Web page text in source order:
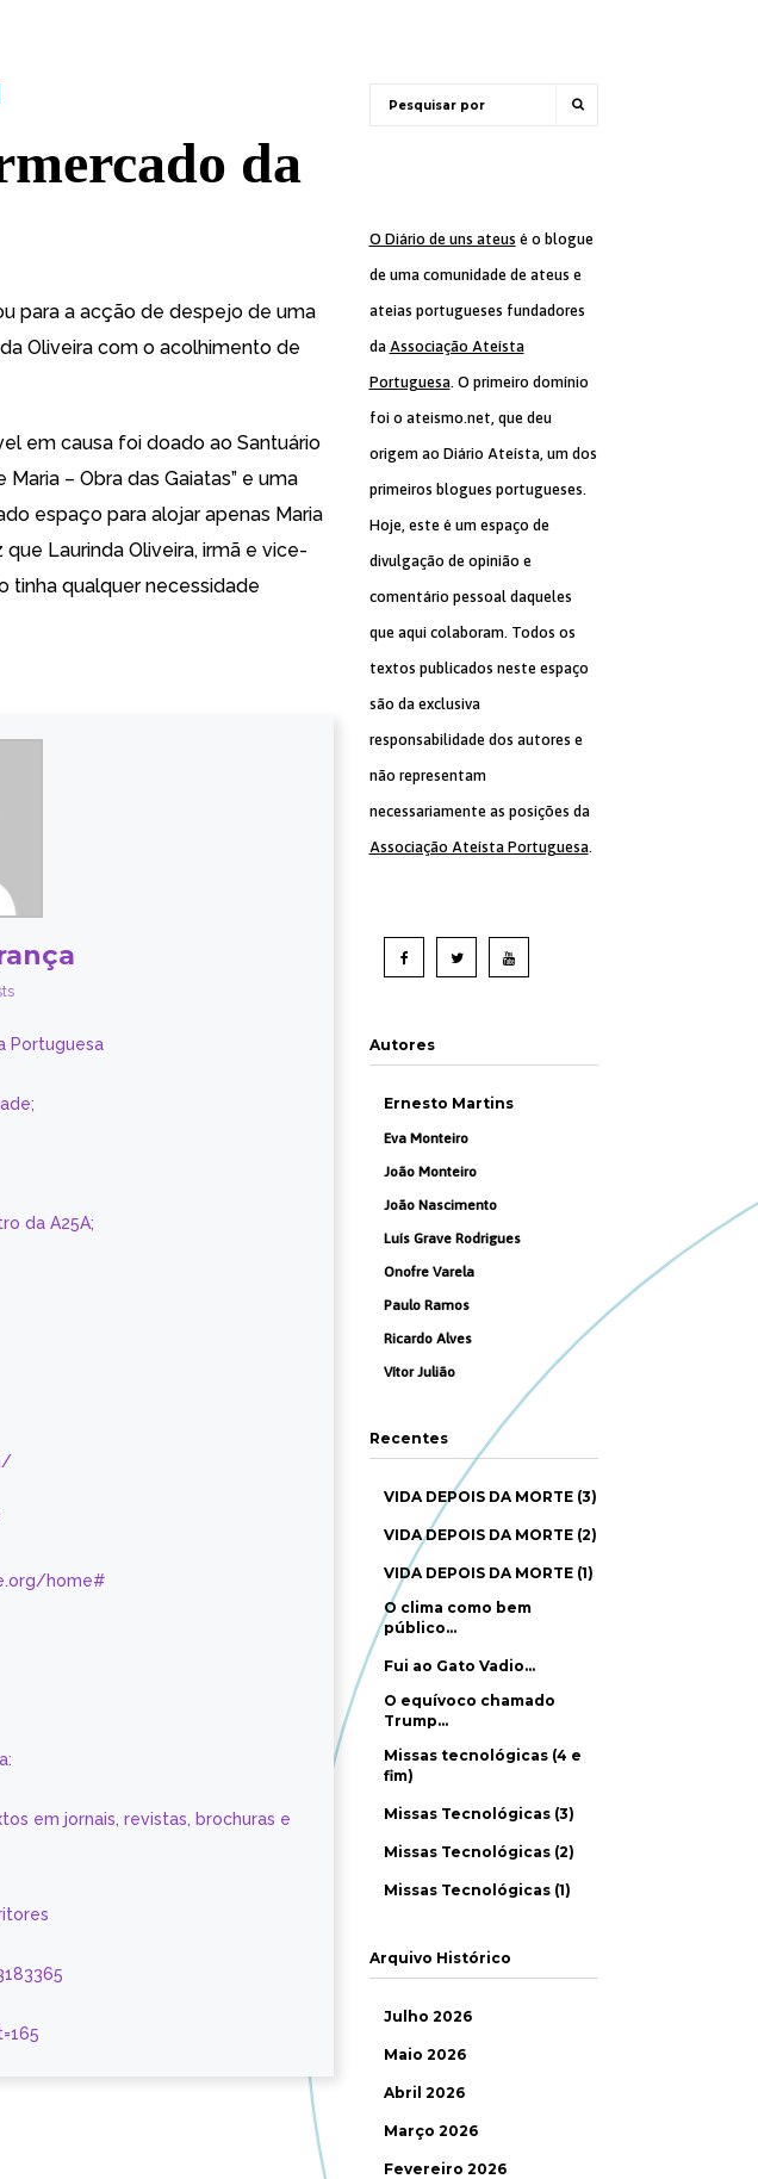
da
para a acção de despejo de uma
Oliveira com o acolhimento de
em causa foi doado ao Santuário
– Obra das Gaiatas” e uma
espaço para alojar apenas Maria
Laurinda Oliveira, irmã e vice-
tinha qualquer necessidade
Portuguesa
da A25A;
home#
em jornais, revistas, brochuras e
O Diário de uns ateus é o blogue
de uma comunidade de ateus e
ateias portugueses fundadores
da Associação Ateísta
Portuguesa. O primeiro domínio
foi o ateismo.net, que deu
origem ao Diário Ateísta, um dos
primeiros blogues portugueses.
Hoje, este é um espaço de
divulgação de opinião e
comentário pessoal daqueles
que aqui colaboram. Todos os
textos publicados neste espaço
são da exclusiva
responsabilidade dos autores e
não representam
necessariamente as posições da
Associação Ateísta Portuguesa.
Autores
Ernesto Martins
Eva Monteiro
João Monteiro
João Nascimento
Luís Grave Rodrigues
Onofre Varela
Paulo Ramos
Ricardo Alves
Vítor Julião
Recentes
VIDA DEPOIS DA MORTE (3)
VIDA DEPOIS DA MORTE (2)
VIDA DEPOIS DA MORTE (1)
O clima como bem
público…
Fui ao Gato Vadio…
O equívoco chamado
Trump…
Missas tecnológicas (4 e
fim)
Missas Tecnológicas (3)
Missas Tecnológicas (2)
Missas Tecnológicas (1)
Arquivo Histórico
Julho 2026
Maio 2026
Abril 2026
Março 2026
Fevereiro 2026